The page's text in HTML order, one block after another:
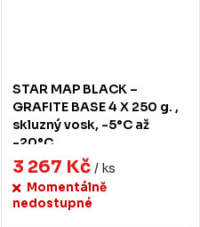
STAR MAP BLACK –
GRAFITE BASE 4 X 250 g. ,
skluzný vosk, -5°C až
-20°C
3 267 Kč / ks
Momentálně
nedostupné